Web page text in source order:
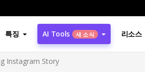
특징 AI Tools 새 소식 리소스
Instagram Story